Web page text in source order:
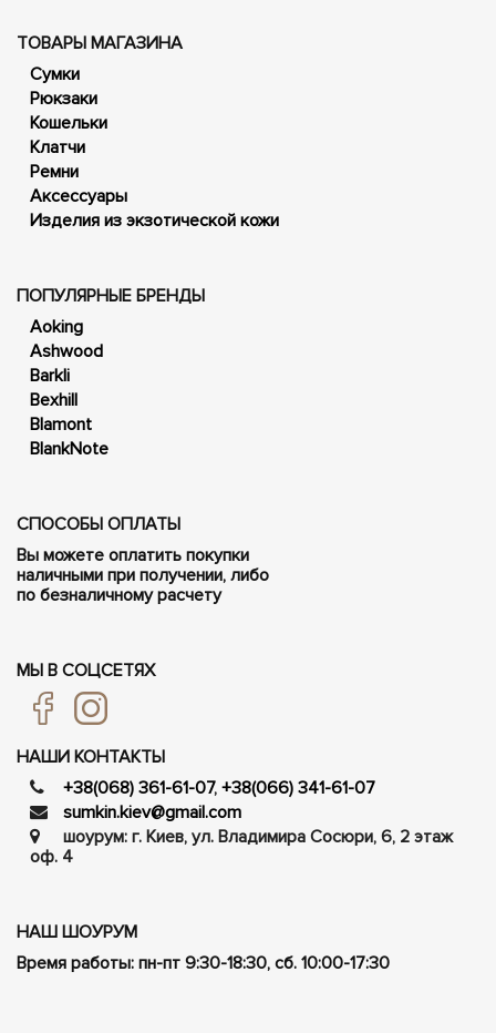
ТОВАРЫ МАГАЗИНА
Сумки
Рюкзаки
Кошельки
Клатчи
Ремни
Аксессуары
Изделия из экзотической кожи
ПОПУЛЯРНЫЕ БРЕНДЫ
Aoking
Ashwood
Barkli
Bexhill
Blamont
BlankNote
СПОСОБЫ ОПЛАТЫ
Вы можете оплатить покупки
наличными при получении, либо
по безналичному расчету
МЫ В СОЦСЕТЯХ
НАШИ КОНТАКТЫ
+38(068) 361-61-07, +38(066) 341-61-07
sumkin.kiev@gmail.com
шоурум: г. Киев, ул. Владимира Сосюри, ​​6, 2 этаж
оф. 4
НАШ ШОУРУМ
Время работы: пн-пт 9:30-18:30, сб. 10:00-17:30